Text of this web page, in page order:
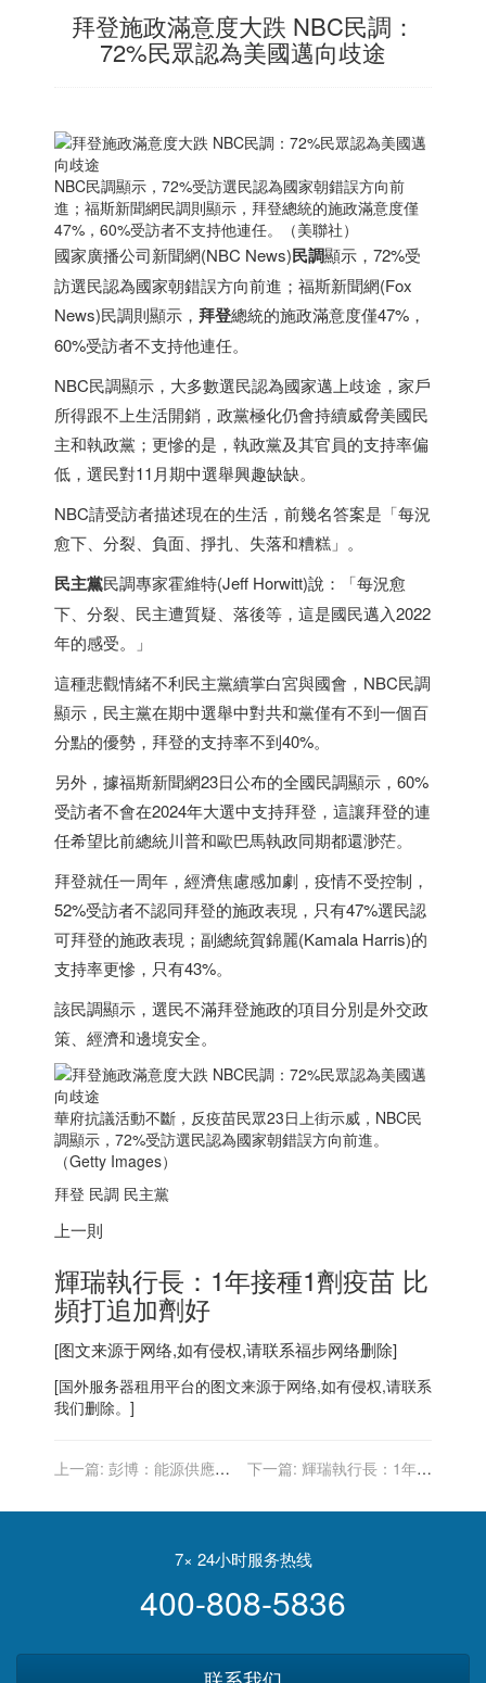
拜登施政滿意度大跌 NBC民調：
72%民眾認為美國邁向歧途
NBC民調顯示，72%受訪選民認為國家朝錯誤方向前
進；福斯新聞網民調則顯示，拜登總統的施政滿意度僅
47%，60%受訪者不支持他連任。（美聯社）
國家廣播公司新聞網(NBC News)民調顯示，72%受
訪選民認為國家朝錯誤方向前進；福斯新聞網(Fox
News)民調則顯示， 拜登總統的施政滿意度僅47%，
60%受訪者不支持他連任。
NBC民調顯示，大多數選民認為國家邁上歧途，家戶
所得跟不上生活開銷，政黨極化仍會持續威脅美國民
主和執政黨；更慘的是，執政黨及其官員的支持率偏
低，選民對11月期中選舉興趣缺缺。
NBC請受訪者描述現在的生活，前幾名答案是「每況
愈下、分裂、負面、掙扎、失落和糟糕」。
民主黨民調專家霍維特(Jeff Horwitt)說：「每況愈
下、分裂、民主遭質疑、落後等，這是國民邁入2022
年的感受。」
這種悲觀情緒不利民主黨續掌白宮與國會，NBC民調
顯示，民主黨在期中選舉中對共和黨僅有不到一個百
分點的優勢，拜登的支持率不到40%。
另外，據福斯新聞網23日公布的全國民調顯示，60%
受訪者不會在2024年大選中支持拜登，這讓拜登的連
任希望比前總統川普和歐巴馬執政同期都還渺茫。
拜登就任一周年，經濟焦慮感加劇，疫情不受控制，
52%受訪者不認同拜登的施政表現，只有47%選民認
可拜登的施政表現；副總統賀錦麗(Kamala Harris)的
支持率更慘，只有43%。
該民調顯示，選民不滿拜登施政的項目分別是外交政
策、經濟和邊境安全。
華府抗議活動不斷，反疫苗民眾23日上街示威，NBC民
調顯示，72%受訪選民認為國家朝錯誤方向前進。
（Getty Images）
拜登 民調 民主黨
上一則
輝瑞執行長：1年接種1劑疫苗 比
頻打追加劑好
[图文来源于网络,如有侵权,请联系福步网络删除]
[国外服务器租用平台的图文来源于网络,如有侵权,请联系
我们删除。]
上一篇: 彭博：能源供應仰
強硬立場
下一篇: 輝瑞執行長：1年接
7× 24小时服务热线
400-808-5836